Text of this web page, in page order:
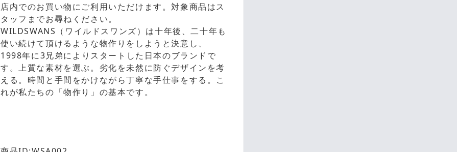
店内でのお買い物にご利用いただけます。対象商品はス
タッフまでお尋ねください。
WILDSWANS（ワイルドスワンズ）は十年後、二十年も
使い続けて頂けるような物作りをしようと決意し、
1998年に3兄弟によりスタートした日本のブランドで
す。上質な素材を選ぶ。劣化を未然に防ぐデザインを考
える。時間と手間をかけながら丁寧な手仕事をする。こ
れが私たちの「物作り」の基本です。